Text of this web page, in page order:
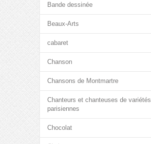
Bande dessinée
Beaux-Arts
cabaret
Chanson
Chansons de Montmartre
Chanteurs et chanteuses de variétés
parisiennes
Chocolat